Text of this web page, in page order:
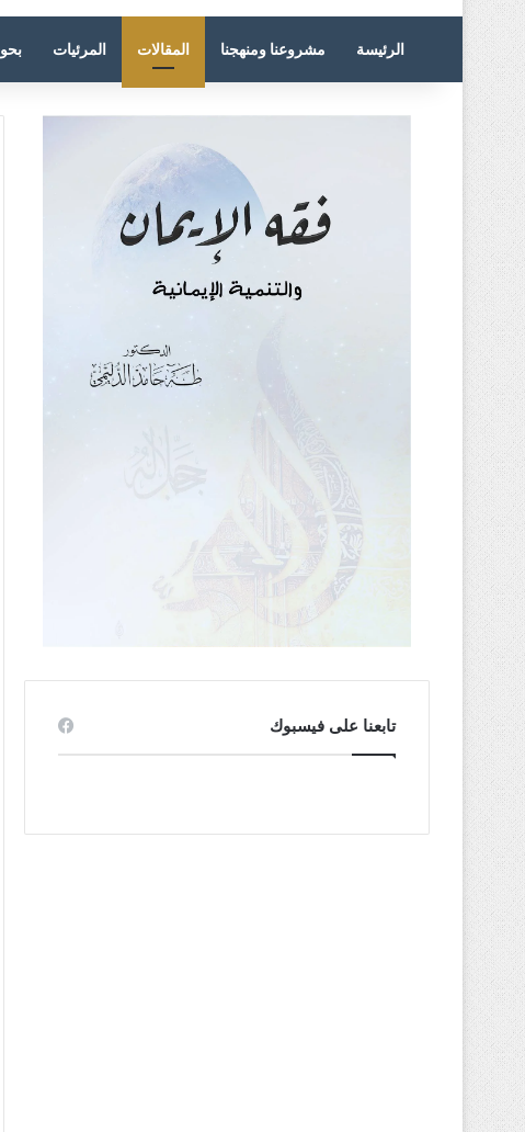
الرئيسة مشروعنا ومنهجنا المقالات المرئيات
تابعنا على فيسبوك